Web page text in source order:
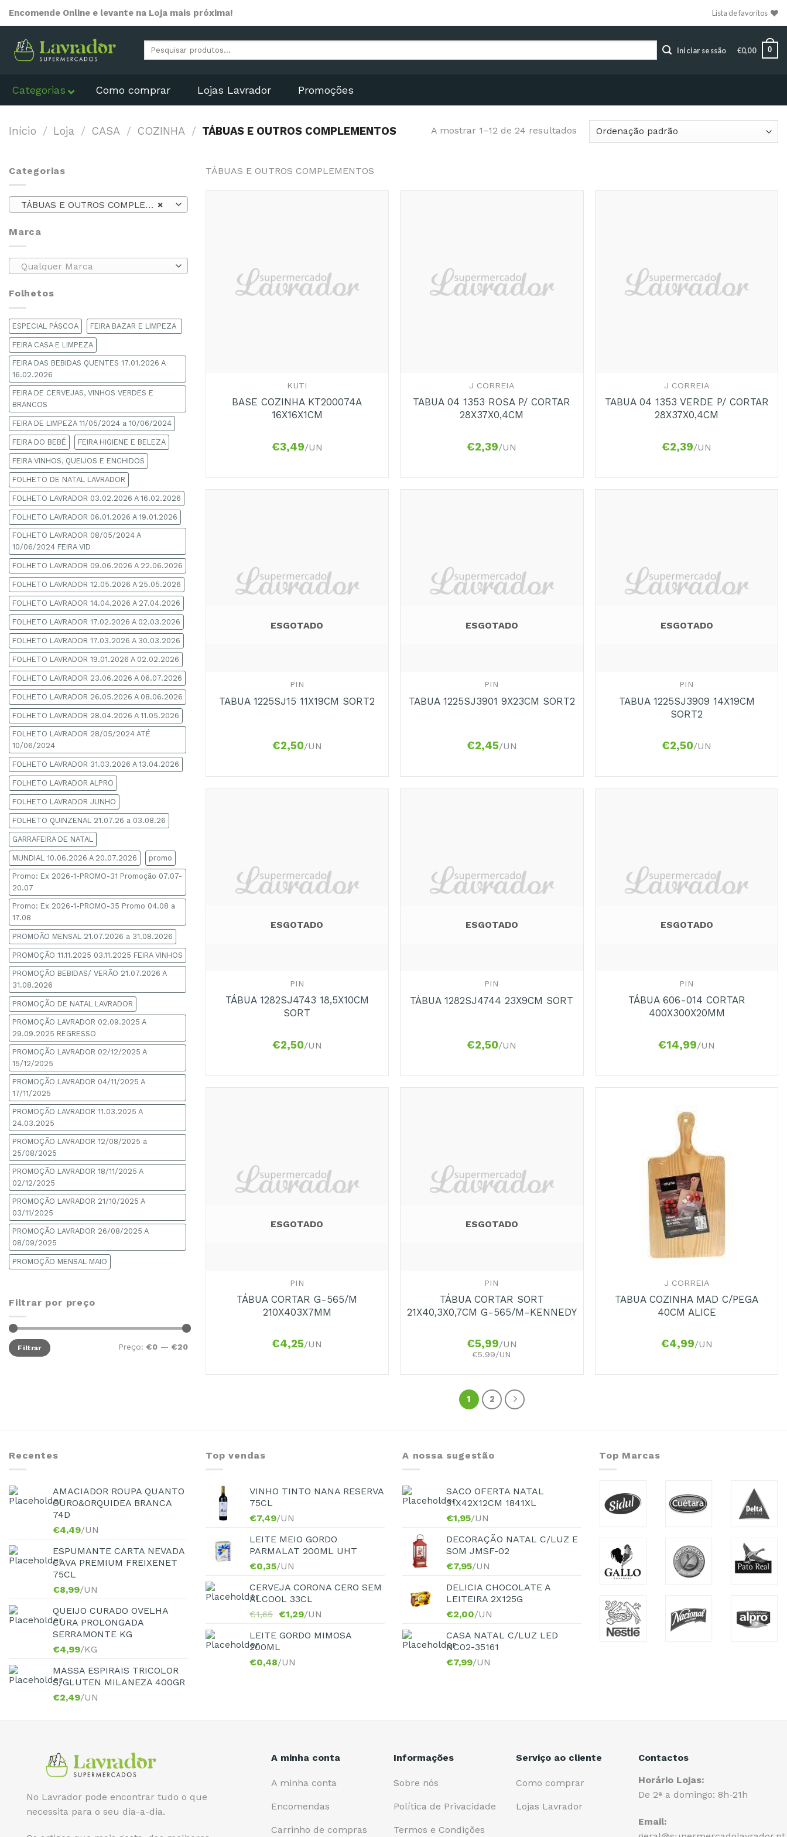
Encomende Online e levante na Loja mais próxima! Lista de favoritos
Pesquisar
Iniciar sessão €0,00 0
Categorias Como comprar Lojas Lavrador Promoções
Início / Loja / CASA / COZINHA / TÁBUAS E OUTROS COMPLEMENTOS A mostrar 1–12 de 24 resultados
Categorias
×
TÁBUAS E OUTROS COMPLEMENTOS
Marca
Qualquer Marca
Folhetos
ESPECIAL PÁSCOA FEIRA BAZAR E LIMPEZA
FEIRA CASA E LIMPEZA
FEIRA DAS BEBIDAS QUENTES 17.01.2026 A
16.02.2026
FEIRA DE CERVEJAS, VINHOS VERDES E
BRANCOS
FEIRA DE LIMPEZA 11/05/2024 a 10/06/2024
FEIRA DO BEBÉ FEIRA HIGIENE E BELEZA
FEIRA VINHOS, QUEIJOS E ENCHIDOS
FOLHETO DE NATAL LAVRADOR
FOLHETO LAVRADOR 03.02.2026 A 16.02.2026
FOLHETO LAVRADOR 06.01.2026 A 19.01.2026
FOLHETO LAVRADOR 08/05/2024 A
10/06/2024 FEIRA VID
FOLHETO LAVRADOR 09.06.2026 A 22.06.2026
FOLHETO LAVRADOR 12.05.2026 A 25.05.2026
FOLHETO LAVRADOR 14.04.2026 A 27.04.2026
FOLHETO LAVRADOR 17.02.2026 A 02.03.2026
FOLHETO LAVRADOR 17.03.2026 A 30.03.2026
FOLHETO LAVRADOR 19.01.2026 A 02.02.2026
FOLHETO LAVRADOR 23.06.2026 A 06.07.2026
FOLHETO LAVRADOR 26.05.2026 A 08.06.2026
FOLHETO LAVRADOR 28.04.2026 A 11.05.2026
FOLHETO LAVRADOR 28/05/2024 ATÉ
10/06/2024
FOLHETO LAVRADOR 31.03.2026 A 13.04.2026
FOLHETO LAVRADOR ALPRO
FOLHETO LAVRADOR JUNHO
FOLHETO QUINZENAL 21.07.26 a 03.08.26
GARRAFEIRA DE NATAL
MUNDIAL 10.06.2026 A 20.07.2026 promo
Promo: Ex 2026-1-PROMO-31 Promoção 07.07-
20.07
Promo: Ex 2026-1-PROMO-35 Promo 04.08 a
17.08
PROMOÃO MENSAL 21.07.2026 a 31.08.2026
PROMOÇÃO 11.11.2025 03.11.2025 FEIRA VINHOS
PROMOÇÃO BEBIDAS/ VERÃO 21.07.2026 A
31.08.2026
PROMOÇÃO DE NATAL LAVRADOR
PROMOÇÃO LAVRADOR 02.09.2025 A
29.09.2025 REGRESSO
PROMOÇÃO LAVRADOR 02/12/2025 A
15/12/2025
PROMOÇÃO LAVRADOR 04/11/2025 A
17/11/2025
PROMOÇÃO LAVRADOR 11.03.2025 A
24.03.2025
PROMOÇÃO LAVRADOR 12/08/2025 a
25/08/2025
PROMOÇÃO LAVRADOR 18/11/2025 A
02/12/2025
PROMOÇÃO LAVRADOR 21/10/2025 A
03/11/2025
PROMOÇÃO LAVRADOR 26/08/2025 A
08/09/2025
PROMOÇÃO MENSAL MAIO
Filtrar por preço
Filtrar Preço: €0 — €20
TÁBUAS E OUTROS COMPLEMENTOS
KUTI
BASE COZINHA KT200074A
16X16X1CM
€3,49/UN
J CORREIA
TABUA 04 1353 ROSA P/ CORTAR
28X37X0,4CM
€2,39/UN
J CORREIA
TABUA 04 1353 VERDE P/ CORTAR
28X37X0,4CM
€2,39/UN
ESGOTADO
PIN
TABUA 1225SJ15 11X19CM SORT2
€2,50/UN
ESGOTADO
PIN
TABUA 1225SJ3901 9X23CM SORT2
€2,45/UN
ESGOTADO
PIN
TABUA 1225SJ3909 14X19CM
SORT2
€2,50/UN
ESGOTADO
PIN
TÁBUA 1282SJ4743 18,5X10CM
SORT
€2,50/UN
ESGOTADO
PIN
TÁBUA 1282SJ4744 23X9CM SORT
€2,50/UN
ESGOTADO
PIN
TÁBUA 606-014 CORTAR
400X300X20MM
€14,99/UN
ESGOTADO
PIN
TÁBUA CORTAR G-565/M
210X403X7MM
€4,25/UN
ESGOTADO
PIN
TÁBUA CORTAR SORT
21X40,3X0,7CM G-565/M-KENNEDY
€5,99/UN
€5.99/UN
J CORREIA
TABUA COZINHA MAD C/PEGA
40CM ALICE
€4,99/UN
1 2
Recentes
AMACIADOR ROUPA QUANTO
OURO&ORQUIDEA BRANCA
74D
€4,49/UN
ESPUMANTE CARTA NEVADA
CAVA PREMIUM FREIXENET
75CL
€8,99/UN
QUEIJO CURADO OVELHA
CURA PROLONGADA
SERRAMONTE KG
€4,99/KG
MASSA ESPIRAIS TRICOLOR
S/GLUTEN MILANEZA 400GR
€2,49/UN
Top vendas
VINHO TINTO NANA RESERVA
75CL
€7,49/UN
LEITE MEIO GORDO
PARMALAT 200ML UHT
€0,35/UN
CERVEJA CORONA CERO SEM
ÁLCOOL 33CL
€1,65 €1,29/UN
LEITE GORDO MIMOSA
200ML
€0,48/UN
A nossa sugestão
SACO OFERTA NATAL
31X42X12CM 1841XL
€1,95/UN
DECORAÇÃO NATAL C/LUZ E
SOM JMSF-02
€7,95/UN
DELICIA CHOCOLATE A
LEITEIRA 2X125G
€2,00/UN
CASA NATAL C/LUZ LED
NC02-35161
€7,99/UN
Top Marcas
No Lavrador pode encontrar tudo o que
necessita para o seu dia-a-dia.
A minha conta
A minha conta
Encomendas
Carrinho de compras
Informações
Sobre nós
Política de Privacidade
Termos e Condições
Serviço ao cliente
Como comprar
Lojas Lavrador
Contactos
Horário Lojas:
De 2ª a domingo: 8h-21h
Email: